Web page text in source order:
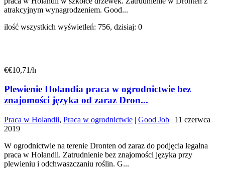
atrakcyjnym wynagrodzeniem. Good...
ilość wszystkich wyświetleń: 756, dzisiaj: 0
€€10,71/h
Plewienie Holandia praca w ogrodnictwie bez
znajomości języka od zaraz Dron...
Praca w Holandii, Praca w ogrodnictwie | Good Job | 11 czerwca
2019
W ogrodnictwie na terenie Dronten od zaraz do podjęcia legalna
praca w Holandii. Zatrudnienie bez znajomości języka przy
plewieniu i odchwaszczaniu roślin. G...